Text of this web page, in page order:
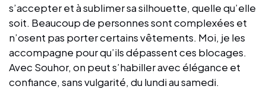
s’accepter et à sublimer sa silhouette, quelle qu’elle
soit. Beaucoup de personnes sont complexées et
n’osent pas porter certains vêtements. Moi, je les
accompagne pour qu’ils dépassent ces blocages.
Avec Souhor, on peut s’habiller avec élégance et
confiance, sans vulgarité, du lundi au samedi.